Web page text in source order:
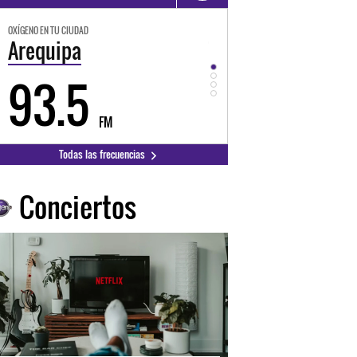
OXÍGENO EN TU CIUDAD
Arequipa
93.5 FM 98.3
Todas las frecuencias
Conciertos